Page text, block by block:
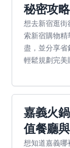
秘密攻
想去新宿逛街
索新宿購物
盡，並分享
輕鬆規劃完美
嘉義火
值餐廳
想知道嘉義哪